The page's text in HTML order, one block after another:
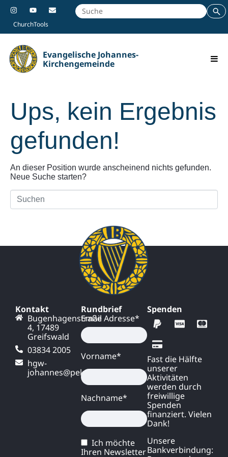
ChurchTools
Evangelische Johannes-
Kirchengemeinde
Ups, kein Ergebnis
gefunden!
An dieser Position wurde anscheinend nichts gefunden.
Neue Suche starten?
Kontakt
Bugenhagenstraße
4, 17489
Greifswald
03834 2005
hgw-
johannes@pek.de
Rundbrief
Email Adresse*
Vorname*
Nachname*
Ich möchte
Ihren Newsletter
Spenden
Fast die Hälfte
unserer
Aktivitäten
werden durch
freiwillige
Spenden
finanziert. Vielen
Dank!
Unsere
Bankverbindung: